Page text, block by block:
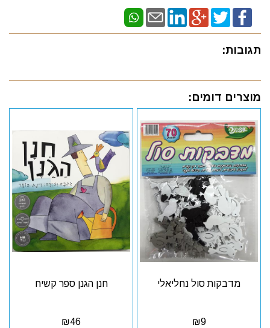
תגובות:
מוצרים דומים:
מדבקות סול נחליאלי
₪9
חנן הגנן ספר קשיח
₪46